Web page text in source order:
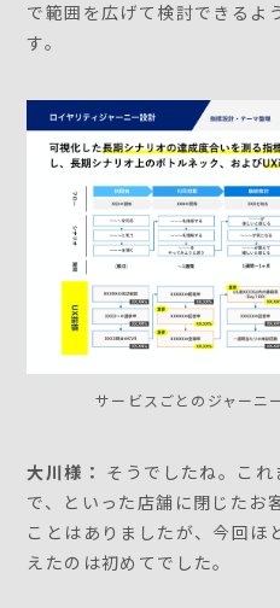
で範囲を広げて検討できるよ
す。
サービスごとのジャーニ
大川様： そうでしたね。こ
で、といった店舗に閉じたお
ことはありましたが、今回ほ
えたのは初めてでした。